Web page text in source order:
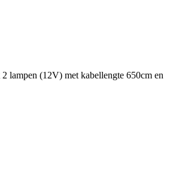
lampen (12V) met kabellengte 650cm en